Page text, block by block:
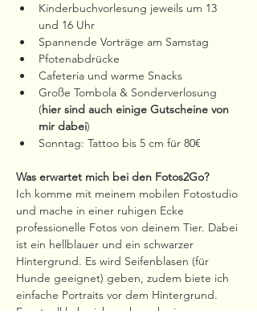
Kinderbuchvorlesung jeweils um 13
und 16 Uhr
Spannende Vorträge am Samstag
Pfotenabdrücke
Cafeteria und warme Snacks
Große Tombola & Sonderverlosung
(hier sind auch einige Gutscheine von
mir dabei)
Sonntag: Tattoo bis 5 cm für 80€
Was erwartet mich bei den Fotos2Go?
Ich komme mit meinem mobilen Fotostudio
und mache in einer ruhigen Ecke
professionelle Fotos von deinem Tier. Dabei
ist ein hellblauer und ein schwarzer
Hintergrund. Es wird Seifenblasen (für
Hunde geeignet) geben, zudem biete ich
einfache Portraits vor dem Hintergrund.
Eventuell habe ich auch noch ein paar